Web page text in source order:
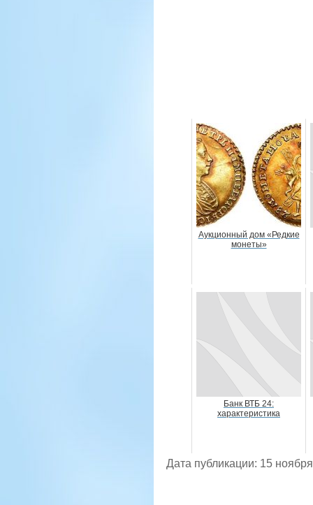
Аукционный дом «Редкие
монеты»
Банк ВТБ 24:
характеристика
Дата публикации: 15